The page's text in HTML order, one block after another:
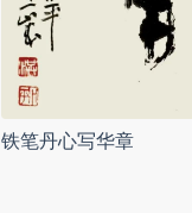
铁笔丹心写华章